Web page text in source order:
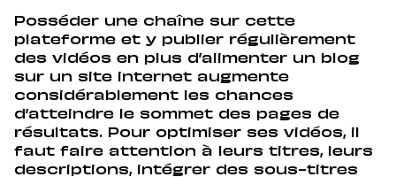
Posséder une chaîne sur cette
plateforme et y publier régulièrement
des vidéos en plus d’alimenter un blog
sur un site internet augmente
considérablement les chances
d’atteindre le sommet des pages de
résultats. Pour optimiser ses vidéos, il
faut faire attention à leurs titres, leurs
descriptions, intégrer des sous-titres